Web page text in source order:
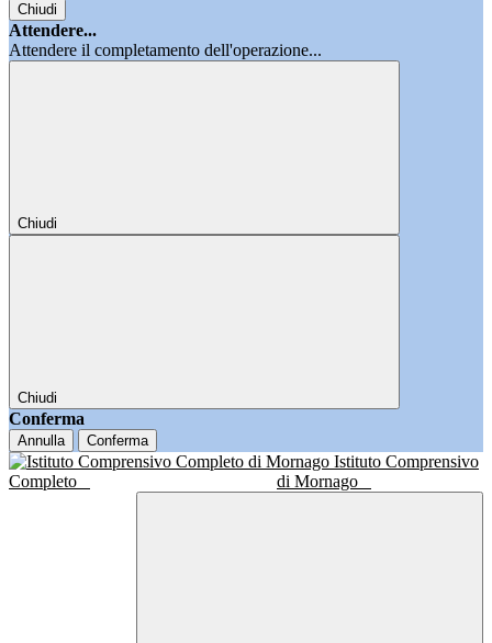
Chiudi
Attendere...
Attendere il completamento dell'operazione...
Chiudi
Chiudi
Conferma
Annulla Conferma
Istituto Comprensivo
Completo
di Mornago